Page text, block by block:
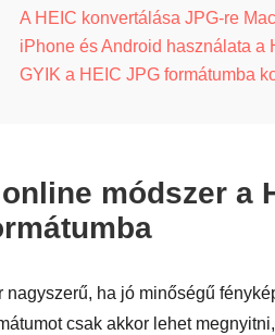
A HEIC konvertálása JPG-re
iPhone és Android használata a
GYIK a HEIC JPG formátumba
módszer a
nagyszerű, ha jó minőségű
csak akkor lehet